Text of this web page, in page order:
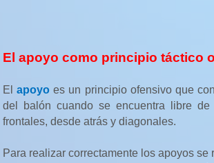
El apoyo como principio táctico
Elapoyo es un principio ofensivo que
del balón cuando se encuentra libre
frontales, desde atrás y diagonales.
Para realizar correctamente los apoyos